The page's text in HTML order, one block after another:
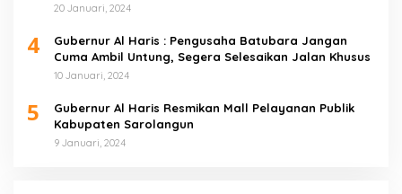
20 Januari, 2024
4
Gubernur Al Haris : Pengusaha Batubara Jangan
Cuma Ambil Untung, Segera Selesaikan Jalan Khusus
10 Januari, 2024
5
Gubernur Al Haris Resmikan Mall Pelayanan Publik
Kabupaten Sarolangun
9 Januari, 2024